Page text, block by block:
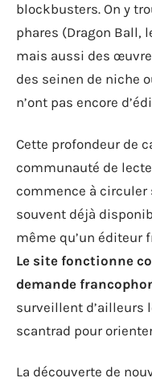
blockbusters. On y
phares (Dragon Ball,
mais aussi des
des seinen de niche
n’ont pas encore
Cette profondeur de
communauté de
commence à circuler
souvent déjà
même qu’un éditeur
Le site fonctionne
demande
surveillent d’ailleurs
scantrad pour
La découverte de